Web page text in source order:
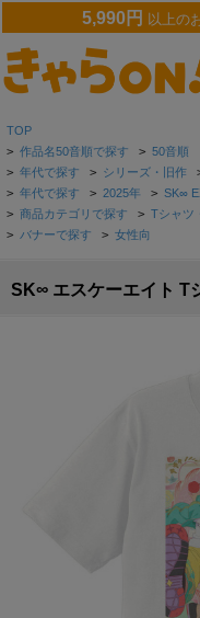
5,990円 以上の
TOP
> 作品名50音順で探す > 50音順
> 年代で探す > シリーズ・旧作
> 年代で探す > 2025年 > SK∞
> 商品カテゴリで探す > Tシャツ
> バナーで探す > 女性向
SK∞ エスケーエイト T